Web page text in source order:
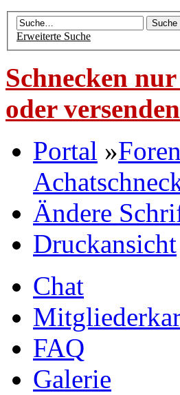
Erweiterte Suche
Schnecken
oder
Portal »
Ändere
Druckansicht
Chat
FAQ
Galerie